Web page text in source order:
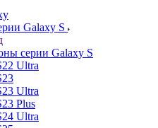
Galaxy S
серии Galaxy S
Ultra
Ultra
Plus
Ultra